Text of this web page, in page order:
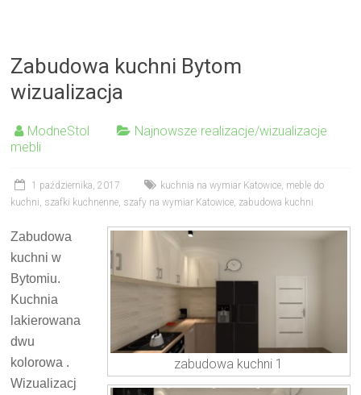
Zabudowa kuchni Bytom
wizualizacja
ModneStol
Najnowsze realizacje/wizualizacje
mebli
1 października, 2017 kuchnia na wymiar Katowice, meble do
kuchni, szafki kuchnenne, szafy na wymiar Katowice, zabudowa kuchni
zabudowa kuchni 1
Zabudowa
kuchni w
Bytomiu.
Kuchnia
lakierowana
dwu
kolorowa .
Wizualizacj